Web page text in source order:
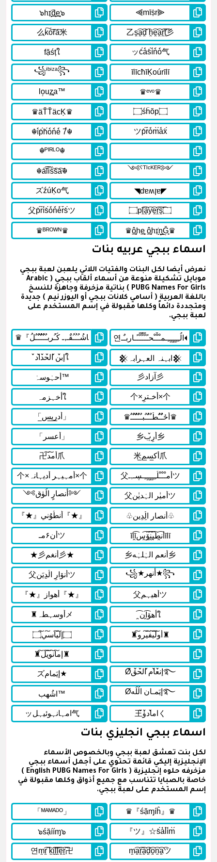
اسماء ببجي عربيه بنات
نعرض أيضا لكل البنات والفتيات اللائي يلعبن لعبة ببجي
موبايل تشكيلة منوعة من أسماء ألقاب ببجي ( Arabic
PUBG Names For Girls ) بناتية مزخرفة وجاهزة للنسخ
باللغة العربية ( أسامي كلانات ببجي أو اليوزر نيم ) جديدة
ومتجددة دائماً وكلها مقبولة في إسم المستخدم على
لعبة ببجي.
اسماء ببجي انجليزي بنات
لكل بنت تعشق لعبة ببجي وبالخصوص الأسماء
الإنجليزية إليكي قائمة تحتوي على أجمل أسماء ببجي
مزخرفه حلوه إنجليزية ( English PUBG Names For Girls )
خاصة بالصبايا تتناسب مع جميع أذواق وكلها مقبولة في
إسم المستخدم على لعبة ببجي.